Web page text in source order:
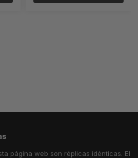
página web son réplicas idénticas. El